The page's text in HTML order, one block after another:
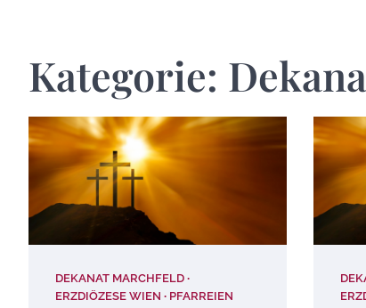
Kategorie:
DEKANAT MARCHFELD
ERZDIÖZESE WIEN
PFARREIEN